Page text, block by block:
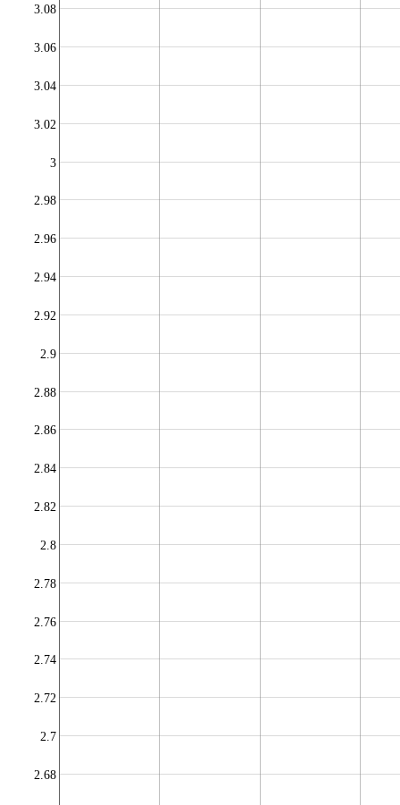
2.68
2.7
2.72
2.74
2.76
2.78
2.8
2.82
2.84
2.86
2.88
2.9
2.92
2.94
2.96
2.98
3
3.02
3.04
3.06
3.08